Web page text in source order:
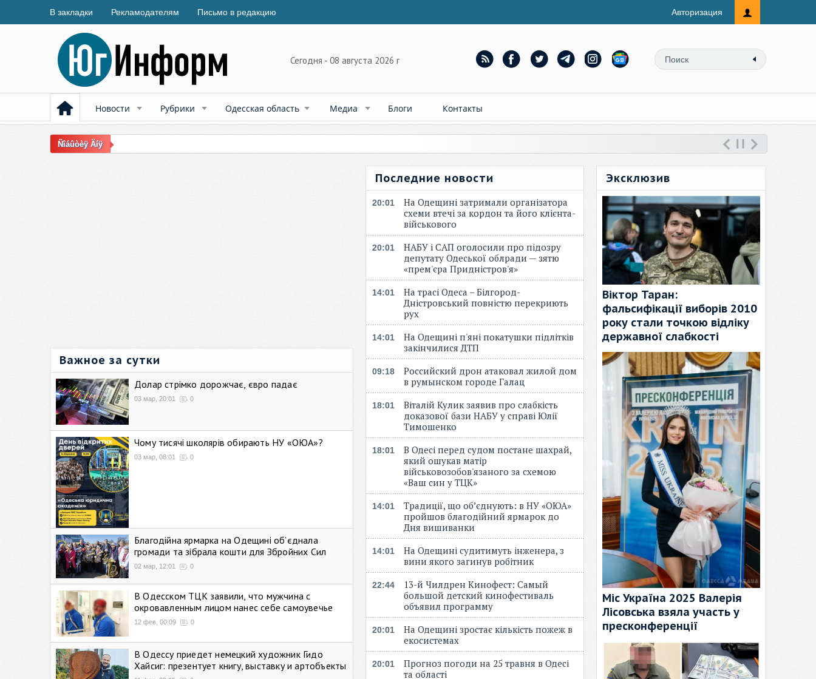
В закладки Рекламодателям Письмо в редакцию Авторизация
Сегодня - 08 августа 2026 г
Новости Рубрики Одесская область Медиа Блоги Контакты
Ñîáûòèÿ Äíÿ
Важное за сутки
Долар стрімко дорожчає, євро падає
03 мар, 20:01 0
Чому тисячі школярів обирають НУ «ОЮА»?
03 мар, 08:01 0
Благодійна ярмарка на Одещині об’єднала
громади та зібрала кошти для Збройних Сил
02 мар, 12:01 0
В Одесском ТЦК заявили, что мужчина с
окровавленным лицом нанес себе самоувечье
12 фев, 00:09 0
В Одессу приедет немецкий художник Гидо
Хайсиг: презентует книгу, выставку и артобъекты
Последние новости
20:01
На Одещині затримали організатора
схеми втечі за кордон та його клієнта-
військового
20:01
НАБУ і САП оголосили про підозру
депутату Одеської облради — зятю
«прем'єра Придністров'я»
14:01
На трасі Одеса – Білгород-
Дністровський повністю перекриють
рух
14:01
На Одещині п'яні покатушки підлітків
закінчилися ДТП
09:18
Российский дрон атаковал жилой дом
в румынском городе Галац
18:01
Віталій Кулик заявив про слабкість
доказової бази НАБУ у справі Юлії
Тимошенко
18:01
В Одесі перед судом постане шахрай,
який ошукав матір
військовозобов'язаного за схемою
«Ваш син у ТЦК»
14:01
Традиції, що об’єднують: в НУ «ОЮА»
пройшов благодійний ярмарок до
Дня вишиванки
14:01
На Одещині судитимуть інженера, з
вини якого загинув робітник
22:44
13-й Чилдрен Кинофест: Самый
большой детский кинофестиваль
объявил программу
20:01
На Одещині зростає кількість пожеж в
екосистемах
20:01
Прогноз погоди на 25 травня в Одесі
та області
Эксклюзив
Віктор Таран:
фальсифікації виборів 2010
року стали точкою відліку
державної слабкості
Міс Україна 2025 Валерія
Лісовська взяла участь у
пресконференції